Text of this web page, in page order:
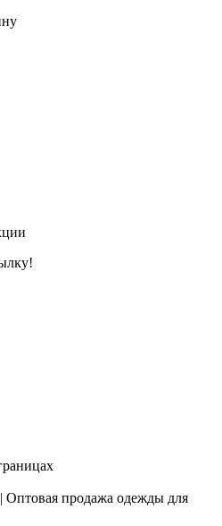
Оптовая продажа одежды для